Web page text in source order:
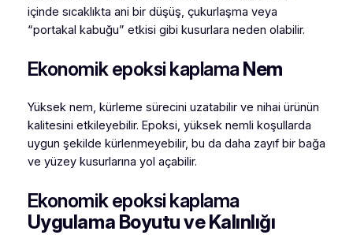
içinde sıcaklıkta ani bir düşüş, çukurlaşma veya
“portakal kabuğu” etkisi gibi kusurlara neden olabilir.
Ekonomik epoksi kaplamaNem
Yüksek nem, kürleme sürecini uzatabilir ve nihai ürünün
kalitesini etkileyebilir. Epoksi, yüksek nemli koşullarda
uygun şekilde kürlenmeyebilir, bu da daha zayıf bir bağa
ve yüzey kusurlarına yol açabilir.
Ekonomik epoksi kaplama
Uygulama Boyutu ve Kalınlığı